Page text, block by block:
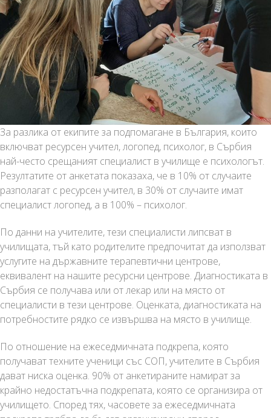
За разлика от екипите за подпомагане в България, които
включват ресурсен учител, логопед, психолог, в Сърбия
най-често срещаният специалист в училище е психологът.
Резултатите от анкетата показаха, че в 10% от случаите
разполагат с ресурсен учител, в 30% от случаите имат
специалист логопед, а в 100% – психолог.
По данни на учителите, тези специалисти липсват в
училищата, тъй като родителите предпочитат да използват
услугите на държавните терапевтични центрове,
еквивалент на нашите ресурсни центрове. Диагностиката в
Сърбия се получава или от лекар или на място от
специалисти в тези центрове. Оценката, диагностиката на
потребностите рядко се извършва на място в училище.
По отношение на ежеседмичната подкрепа, която
получават техните ученици със СОП, учителите в Сърбия
дават ниска оценка. 90% от анкетираните намират за
крайно недостатъчна подкрепата, която се организира от
училището. Според тях, часовете за ежеседмичната